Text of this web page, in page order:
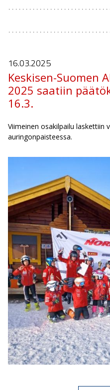
16.03.2025
Keskisen-Suomen
2025 saatiin
16.3.
Viimeinen osakilpailu laskettiin
auringonpaisteessa.